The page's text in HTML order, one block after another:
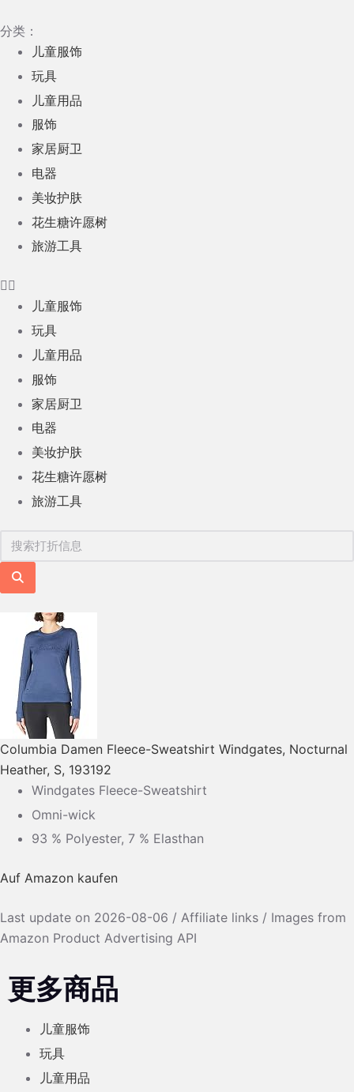
过
内
容
分类：
儿童服饰
玩具
儿童用品
服饰
家居厨卫
电器
美妆护肤
花生糖许愿树
旅游工具
儿童服饰
玩具
儿童用品
服饰
家居厨卫
电器
美妆护肤
花生糖许愿树
旅游工具
Columbia Damen Fleece-Sweatshirt Windgates, Nocturnal
Heather, S, 193192
Windgates Fleece-Sweatshirt
Omni-wick
93 % Polyester, 7 % Elasthan
Auf Amazon kaufen
Last update on 2026-08-06 / Affiliate links / Images from
Amazon Product Advertising API
更多商品
儿童服饰
玩具
儿童用品